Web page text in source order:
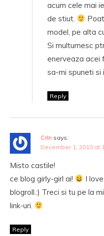
acum cele mai
de stiut.
model, pe alta
Si multumesc
enerveaza acei
sa-mi spuneti si
Reply
Crin says:
December 1, 2010 at
Misto castile!
ce blog girly-girl ai!
I
blogroll.:) Treci si tu pe la
link-uri.
Reply